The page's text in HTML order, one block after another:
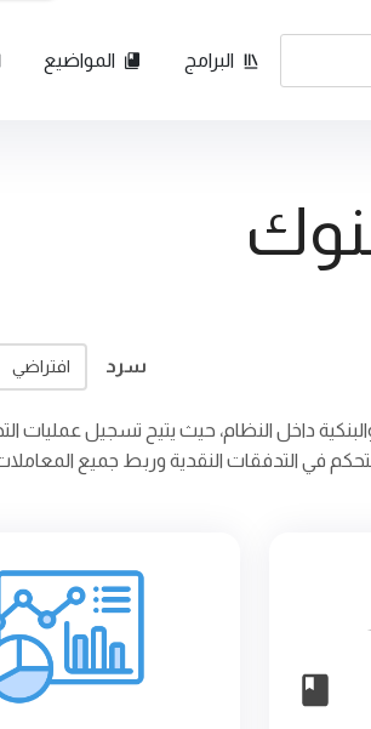
البرامج المواضيع
سرد افتراضي
داخل النظام، حيث يتيح تسجيل عمليات
في التدفقات النقدية وربط جميع المعاملات